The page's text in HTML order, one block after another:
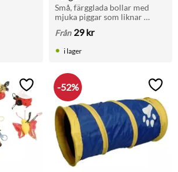
Små, färgglada bollar med
mjuka piggar som liknar
stimulera kattens jakt- och
Från 29kr
i lager
Lägg till i favoriter
52% Lägg